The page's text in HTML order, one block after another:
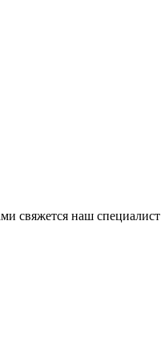
свяжется наш специалист